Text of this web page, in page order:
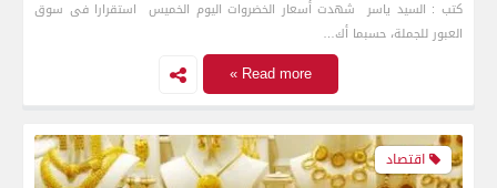
كتب : السيد ياسر شهدت أسعار الخضروات اليوم الخميس استقرارا فى سوق
العبور للجملة، حسبما أك…
Read more »
اقتصاد